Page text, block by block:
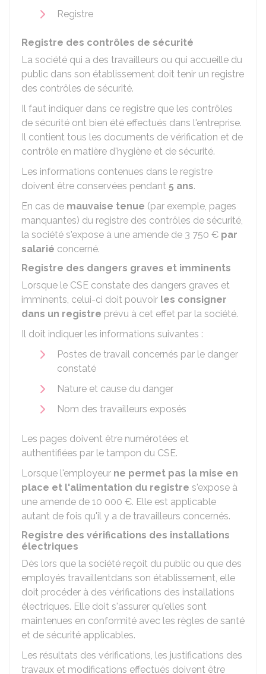
Registre
Registre des contrôles de sécurité
La société qui a des travailleurs ou qui accueille du
public dans son établissement doit tenir un registre
des contrôles de sécurité.
Il faut indiquer dans ce registre que les contrôles
de sécurité ont bien été effectués dans l'entreprise.
Il contient tous les documents de vérification et de
contrôle en matière d'hygiène et de sécurité.
Les informations contenues dans le registre
doivent être conservées pendant 5 ans.
En cas de mauvaise tenue (par exemple, pages
manquantes) du registre des contrôles de sécurité,
la société s'expose à une amende de 3 750 € par
salarié concerné.
Registre des dangers graves et imminents
Lorsque le CSE constate des dangers graves et
imminents, celui-ci doit pouvoir les consigner
dans un registre prévu à cet effet par la société.
Il doit indiquer les informations suivantes :
Postes de travail concernés par le danger
constaté
Nature et cause du danger
Nom des travailleurs exposés
Les pages doivent être numérotées et
authentifiées par le tampon du CSE.
Lorsque l'employeur ne permet pas la mise en
place et l'alimentation du registre s'expose à
une amende de 10 000 €. Elle est applicable
autant de fois qu'il y a de travailleurs concernés.
Registre des vérifications des installations
électriques
Dès lors que la société reçoit du public ou que des
employés travaillentdans son établissement, elle
doit procéder à des vérifications des installations
électriques. Elle doit s'assurer qu'elles sont
maintenues en conformité avec les règles de santé
et de sécurité applicables.
Les résultats des vérifications, les justifications des
travaux et modifications effectués doivent être